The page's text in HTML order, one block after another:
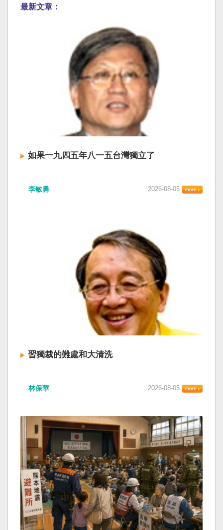
最新文章：
如果一九四五年八一五台灣獨立了
李敏勇 2026-08-05
習獨裁的難處和大清洗
林保華 2026-08-05